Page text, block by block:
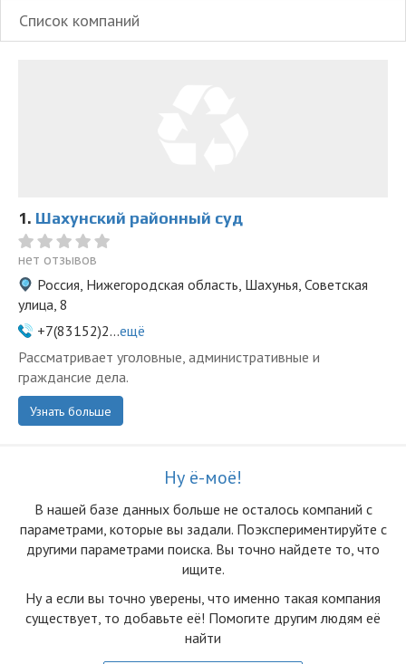
Список компаний
1. Шахунский районный суд
нет отзывов
Россия, Нижегородская область, Шахунья, Советская
улица, 8
+7(83152)2...ещё
Рассматривает уголовные, административные и
граждансие дела.
Узнать больше
Ну ё-моё!
В нашей базе данных больше не осталоcь компаний с
параметрами, которые вы задали. Поэкспериментируйте с
другими параметрами поиска. Вы точно найдете то, что
ищите.
Ну а если вы точно уверены, что именно такая компания
существует, то добавьте её! Помогите другим людям её
найти